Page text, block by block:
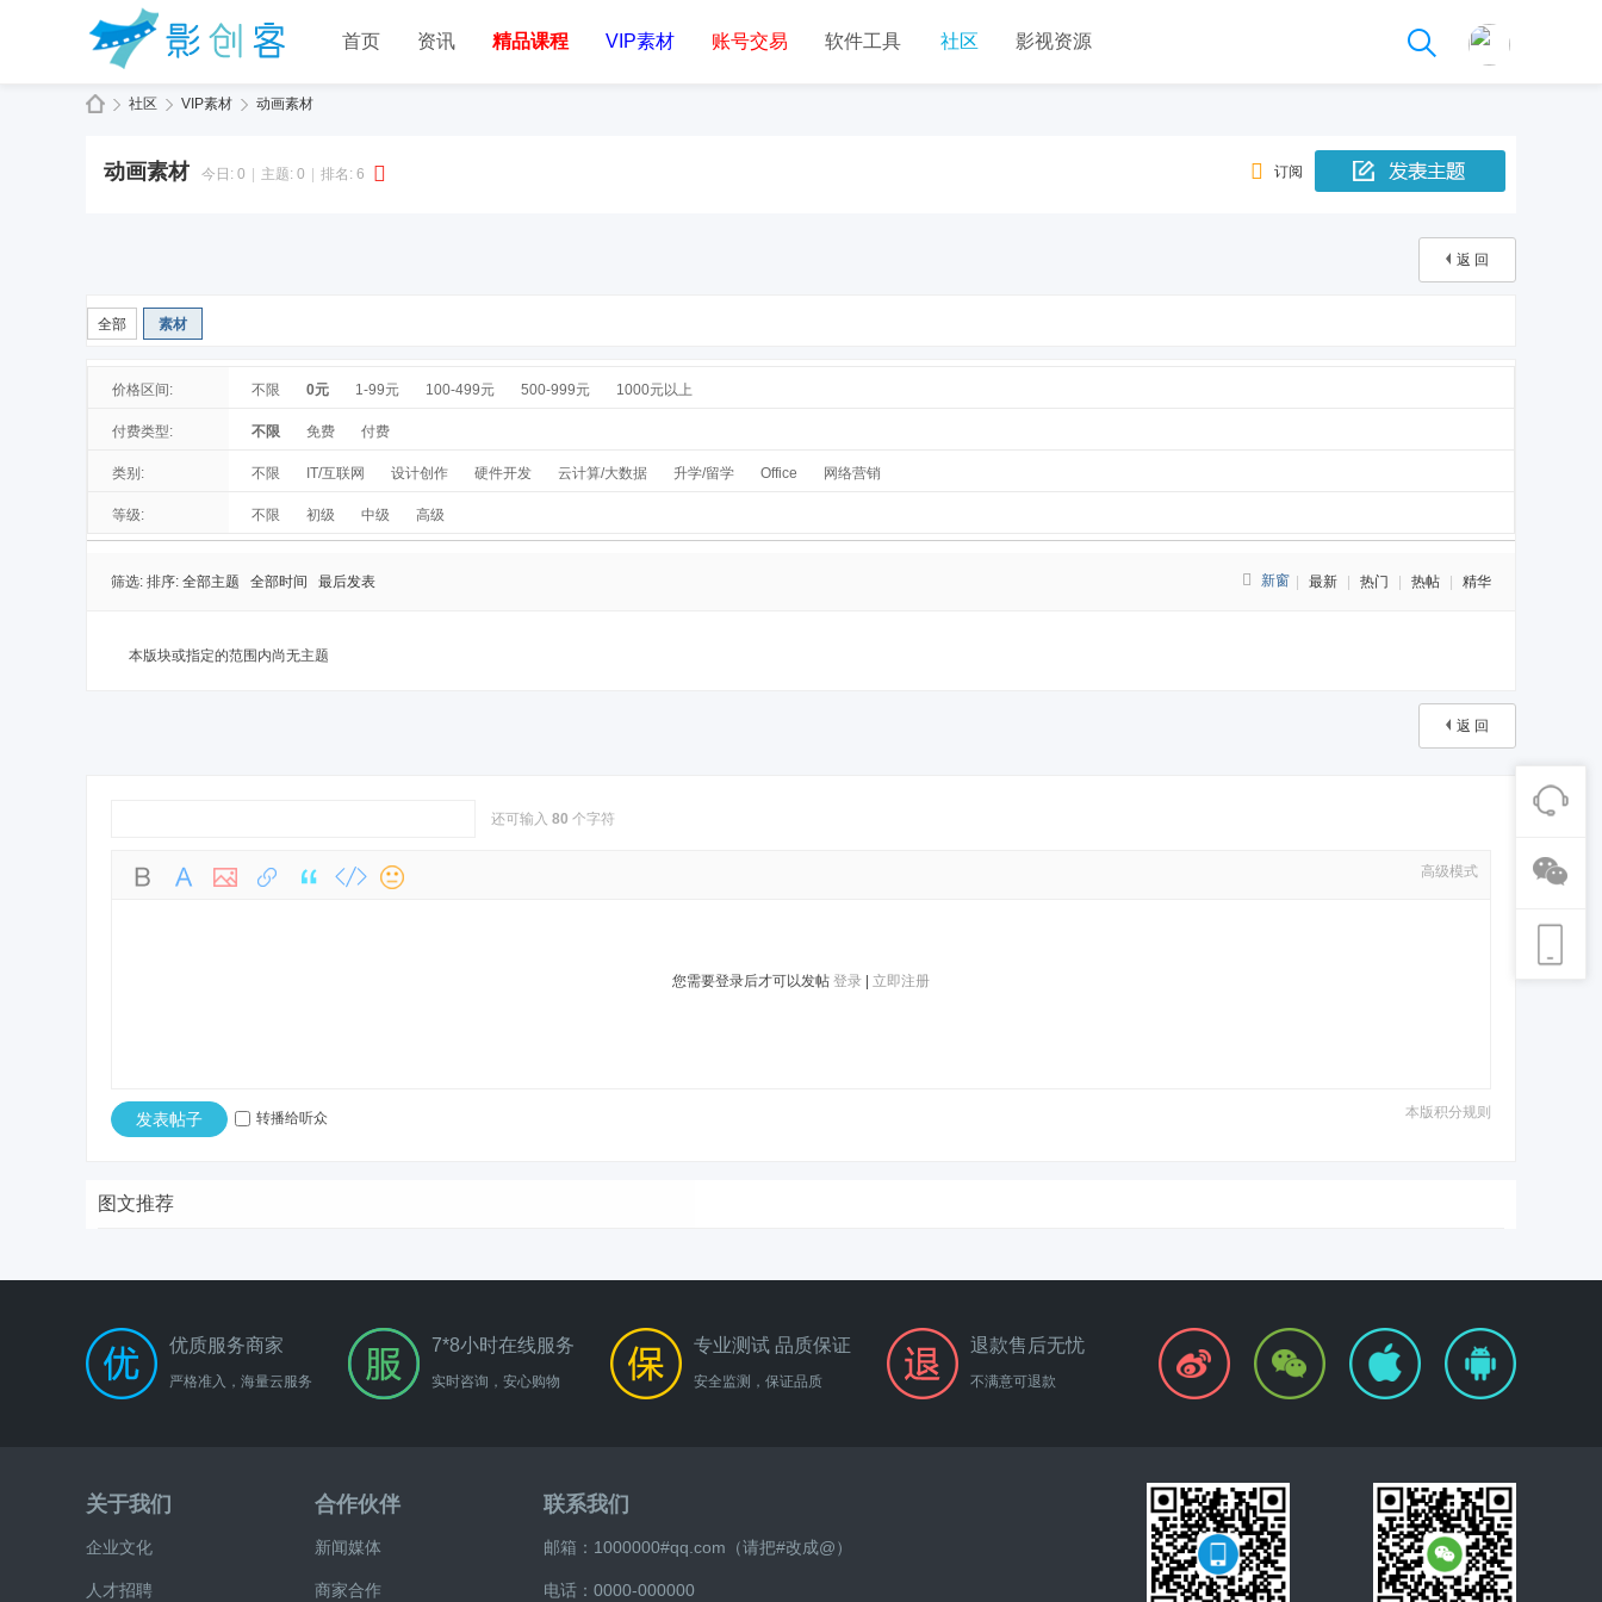
首页 资讯 精品课程 VIP素材 账号交易 软件工具 社区 影视资源
社区 VIP素材 动画素材
订阅
动画素材 今日: 0 主题: 0 排名: 6
返 回
全部 素材
价格区间: 不限 0元 1-99元 100-499元 500-999元 1000元以上
付费类型: 不限 免费 付费
类别: 不限 IT/互联网 设计创作 硬件开发 云计算/大数据 升学/留学 Office 网络营销
等级: 不限 初级 中级 高级
最新 热门 热帖 精华
新窗
筛选: 全部主题 全部时间
排序: 最后发表
本版块或指定的范围内尚无主题
返 回
还可输入 80 个字符
高级模式
您需要登录后才可以发帖 登录 立即注册
本版积分规则
发表帖子 转播给听众
图文推荐
优质服务商家
严格准入，海量云服务
7*8小时在线服务
实时咨询，安心购物
专业测试 品质保证
安全监测，保证品质
退款售后无忧
不满意可退款
关于我们
企业文化
人才招聘
合作伙伴
新闻媒体
商家合作
联系我们
邮箱：1000000#qq.com（请把#改成@）
电话：0000-000000